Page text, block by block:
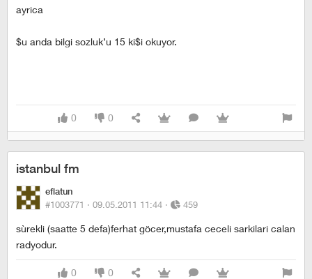
ayrica
$u anda bilgi sozluk’u 15 ki$i okuyor.
0 0
istanbul fm
eflatun
#1003771 · 09.05.2011 11:44 · 459
sùrekli (saatte 5 defa)ferhat göcer,mustafa ceceli sarkilari calan
radyodur.
0 0